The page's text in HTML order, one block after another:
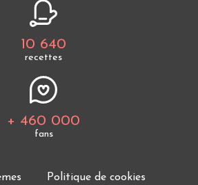
10 640
recettes
+ 460 000
fans
Politique de cookies